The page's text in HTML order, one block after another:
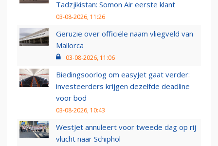
Tadzjikistan: Somon Air eerste klant
03-08-2026, 11:26
Geruzie over officiële naam vliegveld van
Mallorca
03-08-2026, 11:06
Biedingsoorlog om easyJet gaat verder:
investeerders krijgen dezelfde deadline
voor bod
03-08-2026, 10:43
WestJet annuleert voor tweede dag op rij
vlucht naar Schiphol